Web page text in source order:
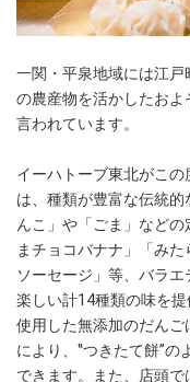
一関・平泉地域には江
の農産物を活かしたお
言われています。
イーハトーブ東北がこの
は、種類が豊富な伝統
んこ」や「ごま」など
まチョコバナナ」「み
ソーセージ」等、バラ
楽しい計14種類の味を
使用した無添加のだん
により、‟つきたて餅”
できます。また、店頭